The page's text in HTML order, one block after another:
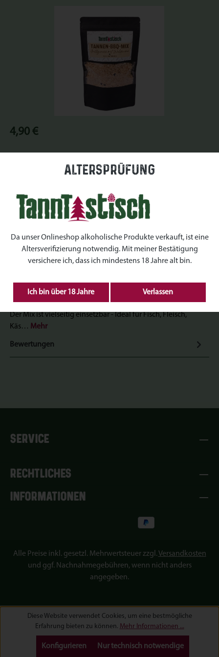
Regulärer Preis:
4,90 €
Preise inkl. MwSt. zzgl. Versandkosten
Zum Merkzettel hinzufügen
Unser Tannen-BBQ-Mix bringt den Wald direkt auf den Grill!
Der Mix ist vielseitig einsetzbar - Ideal für Fisch, Fleisch,
Käs… Mehr
Bewertungen
SERVICE
RECHTLICHES
INFORMATIONEN
Alle Preise inkl. gesetzl. Mehrwertsteuer zzgl. Versandkosten
und ggf. Nachnahmegebühren, wenn nicht anders
angegeben.
Diese Website verwendet Cookies, um eine bestmögliche
Erfahrung bieten zu können. Mehr Informationen ...
Nur technisch notwendige
Konfigurieren
Altersprüfung
Da unser Onlineshop alkoholische Produkte verkauft, ist eine
Altersverifizierung notwendig. Mit meiner Bestätigung
versichere ich, dass ich mindestens 18 Jahre alt bin.
Ich bin über 18 Jahre Verlassen